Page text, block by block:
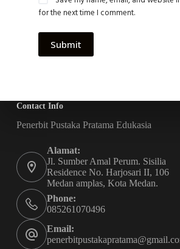
for the next time I comment.
Submit
Contact Info
Penerbit Pustaka Pratama Edukasia
Alamat:
Jl. Sumber Amal Perum. Sisilia
Residence No. Harjosari II, 106
Medan amplas, Kota Medan.
Phone:
085261070496
Email: